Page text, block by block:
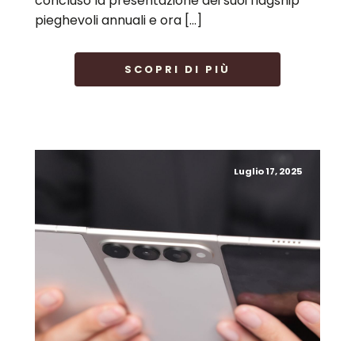
pieghevoli annuali e ora […]
SCOPRI DI PIÙ
Luglio 17, 2025